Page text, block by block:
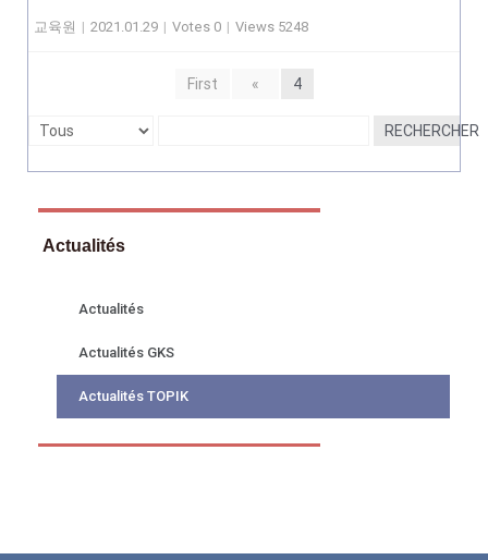
교육원 | 2021.01.29 | Votes 0 | Views 5248
First « 4
RECHERCHER
Actualités
Actualités
Actualités GKS
Actualités TOPIK